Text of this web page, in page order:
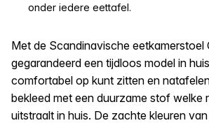
onder iedere eettafel.
Met de Scandinavische eetkamerstoel
gegarandeerd een tijdloos model in
comfortabel op kunt zitten en
bekleed met een duurzame stof welke
uitstraalt in huis. De zachte kleuren